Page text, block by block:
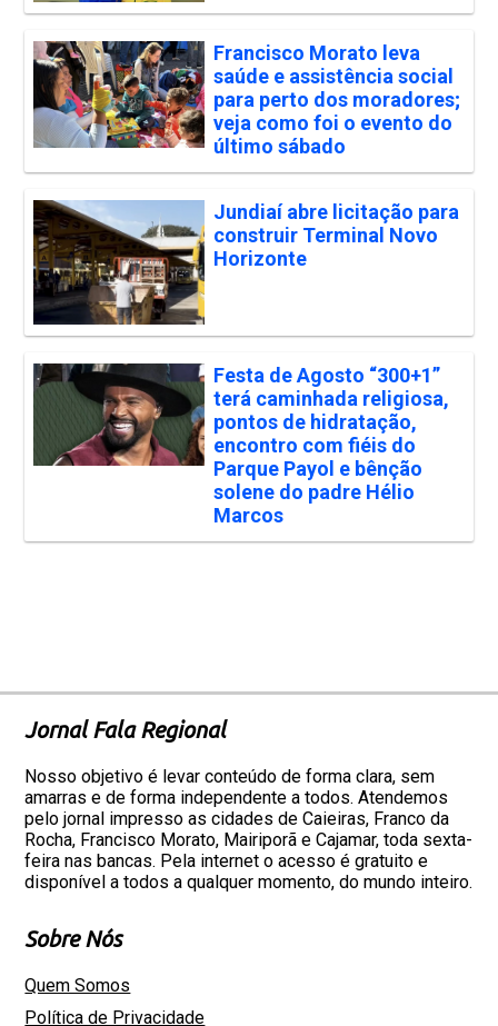
Francisco Morato leva
saúde e assistência social
para perto dos moradores;
veja como foi o evento do
último sábado
Jundiaí abre licitação para
construir Terminal Novo
Horizonte
Festa de Agosto “300+1”
terá caminhada religiosa,
pontos de hidratação,
encontro com fiéis do
Parque Payol e bênção
solene do padre Hélio
Marcos
Jornal Fala Regional
Nosso objetivo é levar conteúdo de forma clara, sem
amarras e de forma independente a todos. Atendemos
pelo jornal impresso as cidades de Caieiras, Franco da
Rocha, Francisco Morato, Mairiporã e Cajamar, toda sexta-
feira nas bancas. Pela internet o acesso é gratuito e
disponível a todos a qualquer momento, do mundo inteiro.
Sobre Nós
Quem Somos
Política de Privacidade